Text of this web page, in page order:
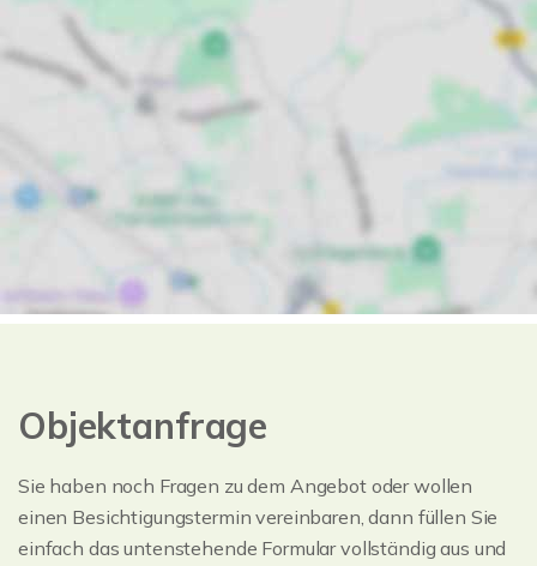
Objektanfrage
Sie haben noch Fragen zu dem Angebot oder wollen
einen Besichtigungstermin vereinbaren, dann füllen Sie
einfach das untenstehende Formular vollständig aus und